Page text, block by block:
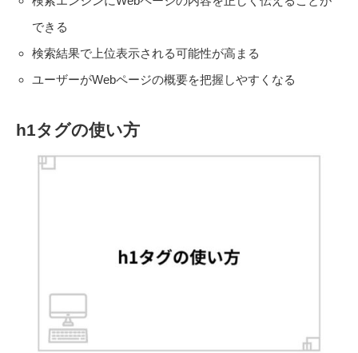
できる
検索結果で上位表示される可能性が高まる
ユーザーがWebページの概要を把握しやすくなる
h1タグの使い方